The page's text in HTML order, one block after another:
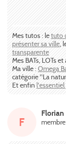
Mes tutos : letuto
présenter sa ville,
transparente
Mes BATs, LOTs
Ma ville : Omega
catégorie "La
Et enfin l'essentiel
F
Florian
membre